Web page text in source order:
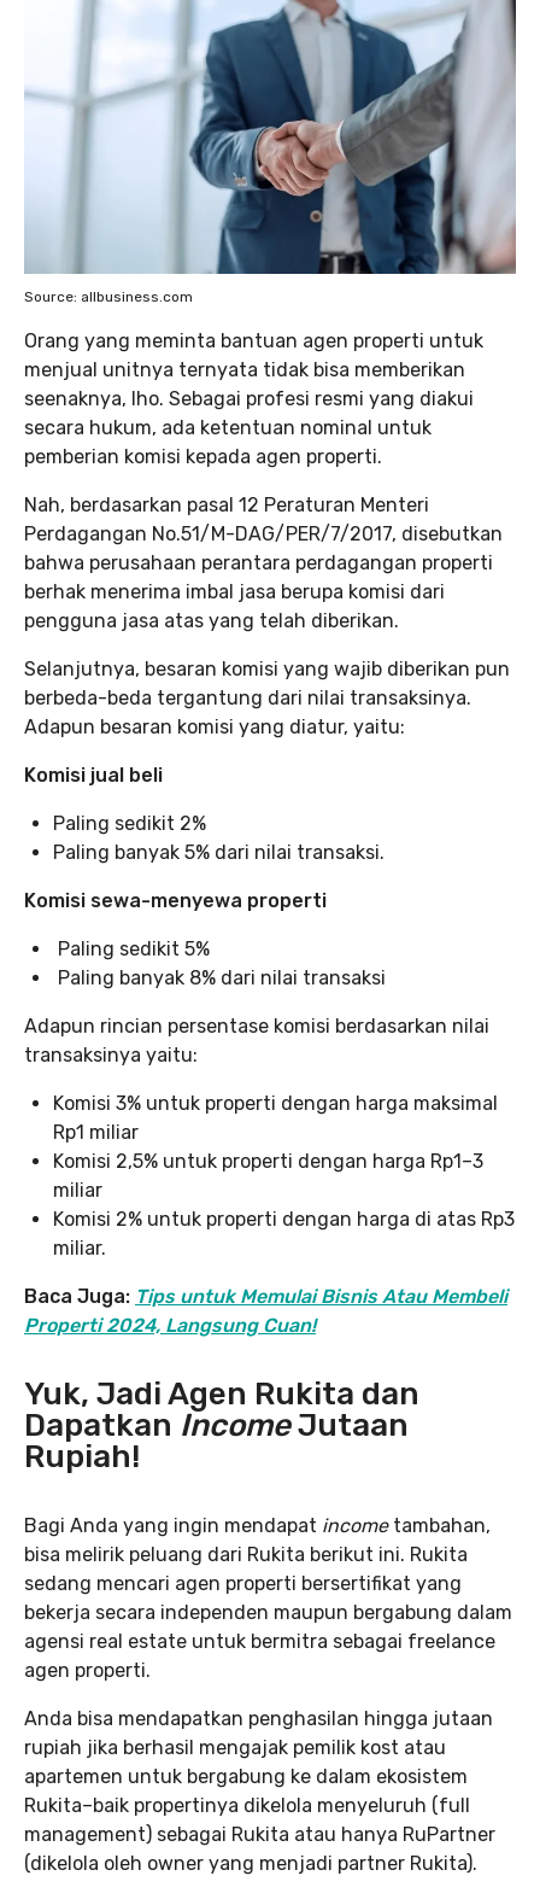
Source: allbusiness.com
Orang yang meminta bantuan agen properti untuk
menjual unitnya ternyata tidak bisa memberikan
seenaknya, lho. Sebagai profesi resmi yang diakui
secara hukum, ada ketentuan nominal untuk
pemberian komisi kepada agen properti.
Nah, berdasarkan pasal 12 Peraturan Menteri
Perdagangan No.51/M-DAG/PER/7/2017, disebutkan
bahwa perusahaan perantara perdagangan properti
berhak menerima imbal jasa berupa komisi dari
pengguna jasa atas yang telah diberikan.
Selanjutnya, besaran komisi yang wajib diberikan pun
berbeda-beda tergantung dari nilai transaksinya.
Adapun besaran komisi yang diatur, yaitu:
Komisi jual beli
Paling sedikit 2%
Paling banyak 5% dari nilai transaksi.
Komisi sewa-menyewa properti
Paling sedikit 5%
Paling banyak 8% dari nilai transaksi
Adapun rincian persentase komisi berdasarkan nilai
transaksinya yaitu:
Komisi 3% untuk properti dengan harga maksimal
Rp1 miliar
Komisi 2,5% untuk properti dengan harga Rp1–3
miliar
Komisi 2% untuk properti dengan harga di atas Rp3
miliar.
Baca Juga: Tips untuk Memulai Bisnis Atau Membeli
Properti 2024, Langsung Cuan!
Yuk, Jadi Agen Rukita dan
Dapatkan IncomeJutaan
Rupiah!
Bagi Anda yang ingin mendapat incometambahan,
bisa melirik peluang dari Rukita berikut ini. Rukita
sedang mencari agen properti bersertifikat yang
bekerja secara independen maupun bergabung dalam
agensi real estate untuk bermitra sebagai freelance
agen properti.
Anda bisa mendapatkan penghasilan hingga jutaan
rupiah jika berhasil mengajak pemilik kost atau
apartemen untuk bergabung ke dalam ekosistem
Rukita–baik propertinya dikelola menyeluruh (full
management) sebagai Rukita atau hanya RuPartner
(dikelola oleh owner yang menjadi partner Rukita).